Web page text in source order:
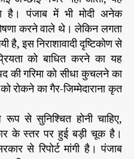
है। पंजाब में भी मोदी अनेक
करने वाले थे। लेकिन लगता
है, इस निराशावादी दृष्टिकोण से
को बाधित करने का यह
की गरिमा को सीधा कुचलने का
रोकने का गैर-जिम्मेदाराना कृत
रूप से सुनिश्चित होनी चाहिए,
के स्तर पर हुई बड़ी चूक है।
से रिपोर्ट मांगी है। पंजाब